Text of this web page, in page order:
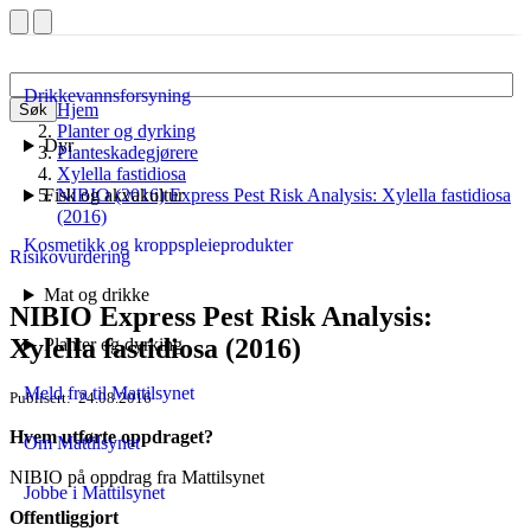
Søk
Drikkevannsforsyning
Dyr
Fisk og akvakultur
Kosmetikk og kroppspleieprodukter
Mat og drikke
Planter og dyrking
Meld fra til Mattilsynet
Om Mattilsynet
Jobbe i Mattilsynet
Hjem
Planter og dyrking
Planteskadegjørere
Xylella fastidiosa
NIBIO (2016) Express Pest Risk Analysis: Xylella fastidiosa
(2016)
Risikovurdering
NIBIO Express Pest Risk Analysis:
Xylella fastidiosa (2016)
Publisert 24.08.2016
Hvem utførte oppdraget?
NIBIO på oppdrag fra Mattilsynet
Offentliggjort